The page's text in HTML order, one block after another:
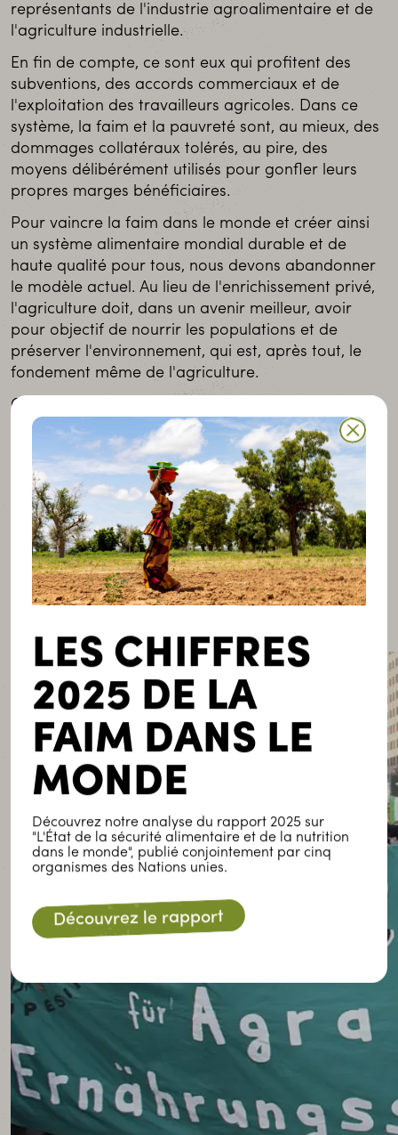
représentants de l'industrie agroalimentaire et de
l'agriculture industrielle.
En fin de compte, ce sont eux qui profitent des
subventions, des accords commerciaux et de
l'exploitation des travailleurs agricoles. Dans ce
système, la faim et la pauvreté sont, au mieux, des
dommages collatéraux tolérés, au pire, des
moyens délibérément utilisés pour gonfler leurs
propres marges bénéficiaires.
Pour vaincre la faim dans le monde et créer ainsi
un système alimentaire mondial durable et de
haute qualité pour tous, nous devons abandonner
le modèle actuel. Au lieu de l'enrichissement privé,
l'agriculture doit, dans un avenir meilleur, avoir
pour objectif de nourrir les populations et de
préserver l'environnement, qui est, après tout, le
fondement même de l'agriculture.
Cela ne nécessite rien de moins que la
souveraineté alimentaire pour les pays du Sud.
Mais les populations du Nord vivraient elles aussi
mieux dans un monde libéré du diktat de
l'agriculture capitaliste.
En 1996, La Via Campesina, un mouvement mondial
d’agriculteurs et de pêcheurs, a forgé le concept de
souveraineté alimentaire afin de souligner à quel
point les systèmes alimentaires actuels sontdictés
par les intérêts d’une minorité, au détriment de la
LES CHIFFRES
2025 DE LA
FAIM DANS LE
MONDE
Découvrez notre analyse du rapport 2025 sur
"L'État de la sécurité alimentaire et de la nutrition
dans le monde", publié conjointement par cinq
organismes des Nations unies.
Découvrez le rapport